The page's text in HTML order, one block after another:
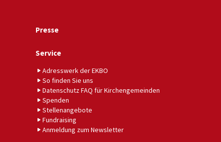
Presse
Service
Adresswerk der EKBO
So finden Sie uns
Datenschutz FAQ für Kirchengemeinden
Spenden
Stellenangebote
Fundraising
Anmeldung zum Newsletter